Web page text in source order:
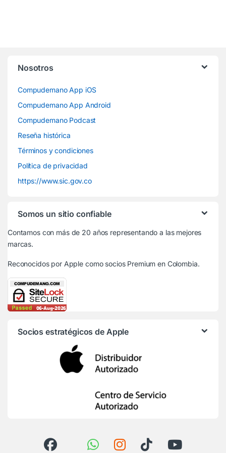
Nosotros
Compudemano App iOS
Compudemano App Android
Compudemano Podcast
Reseña histórica
Términos y condiciones
Política de privacidad
https://www.sic.gov.co
Somos un sitio confiable
Contamos con más de 20 años representando a las mejores
marcas.
Reconocidos por Apple como socios Premium en Colombia.
Socios estratégicos de Apple